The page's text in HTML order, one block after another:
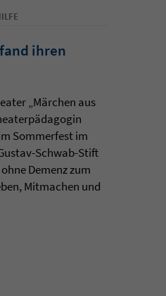
ihren
„Märchen aus
Sommerfest im
Schwab-Stift
Demenz zum
Mitmachen und